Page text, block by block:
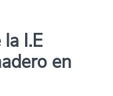
I.E
en